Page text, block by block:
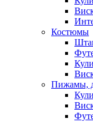
Костюмы
Пижамы,